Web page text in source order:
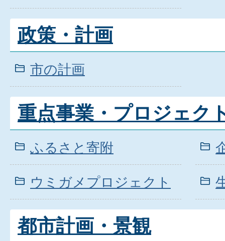
政策・計画
市の計画
重点事業・プロジェク
ふるさと寄附
ウミガメプロジェクト
都市計画・景観